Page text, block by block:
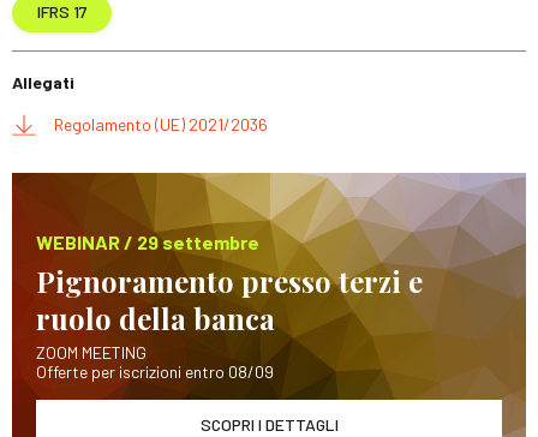
IFRS 17
Allegati
Regolamento (UE) 2021/2036
WEBINAR / 29 settembre
Pignoramento presso terzi e
ruolo della banca
ZOOM MEETING
Offerte per iscrizioni entro 08/09
SCOPRI I DETTAGLI